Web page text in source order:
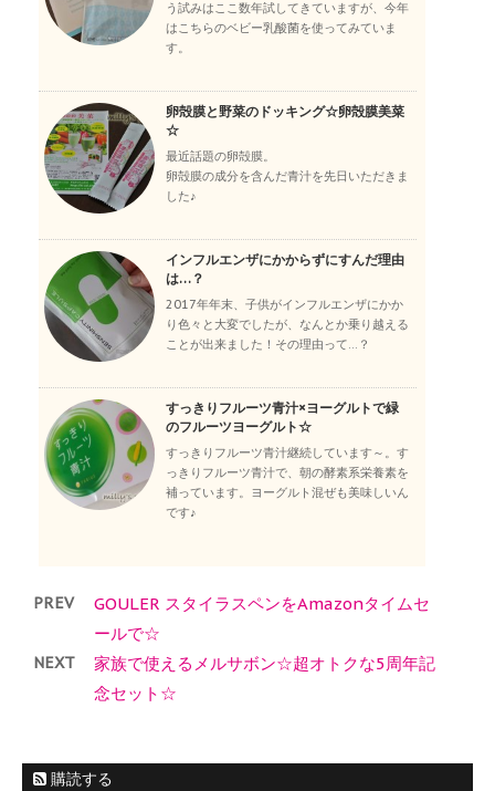
う試みはここ数年試してきていますが、今年
はこちらのベビー乳酸菌を使ってみていま
す。
卵殻膜と野菜のドッキング☆卵殻膜美菜
☆
最近話題の卵殻膜。
卵殻膜の成分を含んだ青汁を先日いただきま
した♪
インフルエンザにかからずにすんだ理由
は…？
2017年年末、子供がインフルエンザにかか
り色々と大変でしたが、なんとか乗り越える
ことが出来ました！その理由って…？
すっきりフルーツ青汁×ヨーグルトで緑
のフルーツヨーグルト☆
すっきりフルーツ青汁継続しています～。す
っきりフルーツ青汁で、朝の酵素系栄養素を
補っています。ヨーグルト混ぜも美味しいん
です♪
PREV
GOULER スタイラスペンをAmazonタイムセ
ールで☆
NEXT
家族で使えるメルサボン☆超オトクな5周年記
念セット☆
購読する